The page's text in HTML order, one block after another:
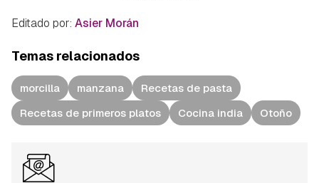
Editado por: Asier Morán
Temas relacionados
morcilla manzana
Recetas de pasta
Recetas de primeros platos
Cocina india Otoño